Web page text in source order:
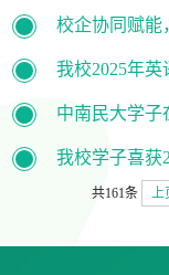
共161条 上